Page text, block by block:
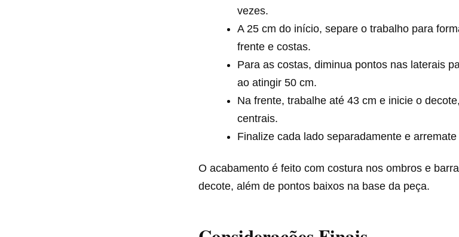
vezes.
A 25 cm do início, separe o trabalho para
frente e costas.
Para as costas, diminua pontos nas laterais
ao atingir 50 cm.
Na frente, trabalhe até 43 cm e inicie o
centrais.
Finalize cada lado separadamente e
O acabamento é feito com costura nos ombros e
decote, além de pontos baixos na base da peça.